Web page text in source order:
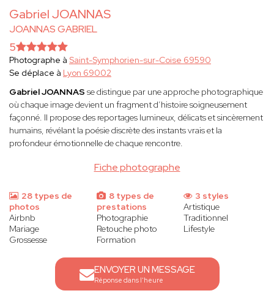
Gabriel JOANNAS
JOANNAS GABRIEL
Fiche photographe
5
Photographe à Saint-Symphorien-sur-Coise 69590
Se déplace à Lyon 69002
Gabriel JOANNAS se distingue par une approche photographique
où chaque image devient un fragment d’histoire soigneusement
façonné. Il propose des reportages lumineux, délicats et sincèrement
humains, révélant la poésie discrète des instants vrais et la
profondeur émotionnelle de chaque rencontre.
28 types de
photos
Airbnb
Mariage
Grossesse
8 types de
prestations
Photographie
Retouche photo
Formation
3 styles
Artistique
Traditionnel
Lifestyle
ENVOYER UN MESSAGE
Réponse dans l'heure